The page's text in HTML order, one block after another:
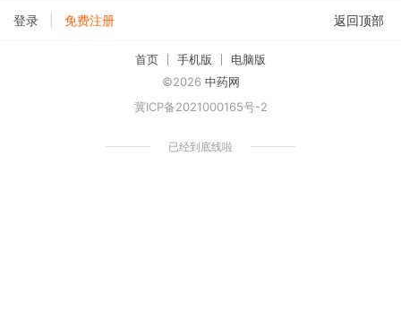
登录 免费注册 返回顶部
首页 手机版
电脑版
©2026 中药网
冀ICP备2021000165号-2
已经到底线啦